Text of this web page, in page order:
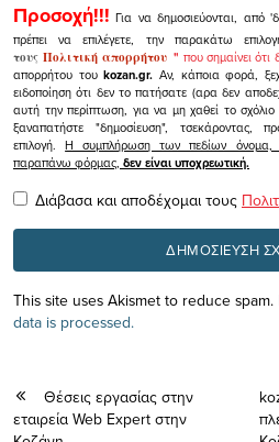
Προσοχή!!! Για να δημοσιεύονται, από
πρέπει να επιλέγετε, την παρακάτω
τουςΠολιτική απορρήτου" που σημαίνει ότι
απορρήτου τουkozan.gr. Αν, κάποια φορά,
ειδοποίηση ότι δεν το πατήσατε (αρα δεν
αυτή την περίπτωση, για να μη χαθεί το
ξαναπατήστε "δημοσίευση", τσεκάροντας,
επιλογή.Η συμπλήρωση των πεδίων όνομα,
παραπάνω φόρμας, δεν είναι υποχρεωτική.
Διάβασα και αποδέχομαι τους
This site uses Akismet to reduce spam.
data is processed.
Θέσεις εργασίας στην
εταιρεία Web Expert στην